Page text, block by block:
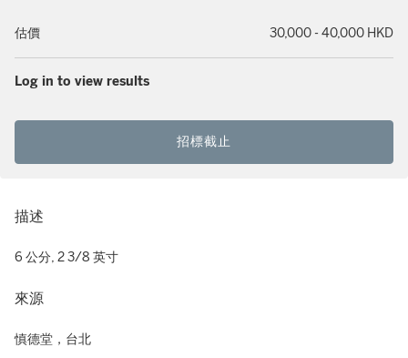
估價 30,000 - 40,000 HKD
Log in to view results
招標截止
描述
6 公分, 2 3/8 英寸
來源
慎德堂，台北